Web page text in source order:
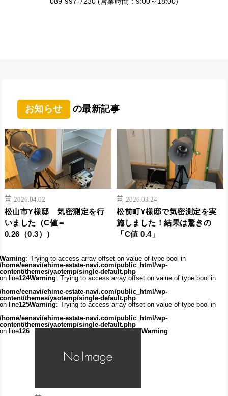
お知らせ の最新記事
2026.04.02
松山市Y様邸 気密測定を行
いました（C値＝
0.26（0.3））
2026.03.24
松前町Y様邸で気密測定を実
施しました！結果は驚きの
「C値 0.4」
: Trying to access array offset on value of type bool in
home/eenavi/ehime-estate-navi.com/public_html/wp-
themes/yaotemp/single-default.php
line124Warning: Trying to access array offset on value of type bool in
home/eenavi/ehime-estate-navi.com/public_html/wp-
themes/yaotemp/single-default.php
line125Warning: Trying to access array offset on value of type bool in
home/eenavi/ehime-estate-navi.com/public_html/wp-
themes/yaotemp/single-default.php
line126 Warning